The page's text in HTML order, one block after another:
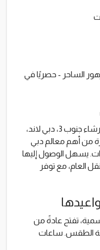
الساحر - حصريًا في
تقع حديقة ميراكل جاردن في البرشاء جنوب 3، دبي لاند،
من أهم معالم دبي
يسهل الوصول إليها
العام، مع توفر
تفتح عادةً من
الطقس. ساعات